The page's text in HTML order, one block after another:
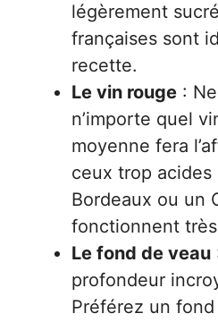
légèrement
françaises sont
recette.
Le vin rouge :
n’importe quel
moyenne fera
ceux trop
Bordeaux ou un
fonctionnent
Le fond de veau
profondeur
Préférez un